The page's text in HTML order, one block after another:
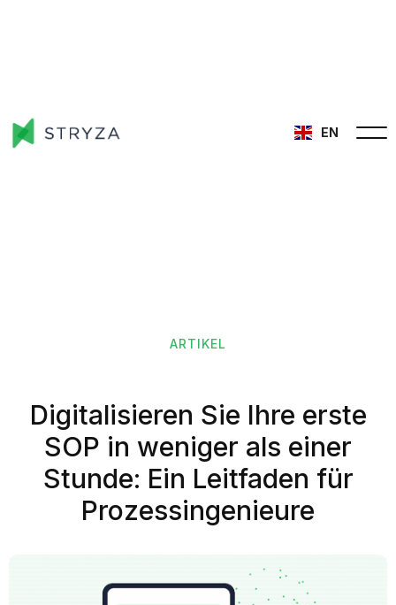
EN
ARTIKEL
Digitalisieren Sie Ihre erste
SOP in weniger als einer
Stunde: Ein Leitfaden für
Prozessingenieure